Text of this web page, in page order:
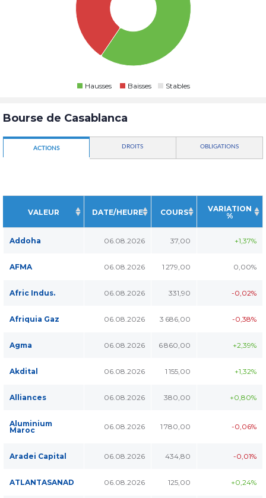
Hausses Baisses Stables
Bourse de Casablanca
ACTIONS DROITS OBLIGATIONS
VALEUR DATE/HEURE COURS
VARIATION
%
Addoha 06.08.2026 37,00 +1,37%
AFMA 06.08.2026 1 279,00 0,00%
Afric Indus. 06.08.2026 331,90 -0,02%
Afriquia Gaz 06.08.2026 3 686,00 -0,38%
Agma 06.08.2026 6 860,00 +2,39%
Akdital 06.08.2026 1 155,00 +1,32%
Alliances 06.08.2026 380,00 +0,80%
Aluminium
Maroc 06.08.2026 1 780,00 -0,06%
Aradei Capital 06.08.2026 434,80 -0,01%
ATLANTASANAD 06.08.2026 125,00 +0,24%